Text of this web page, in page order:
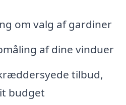
om valg af gardiner
af dine vinduer
tilbud,
budget